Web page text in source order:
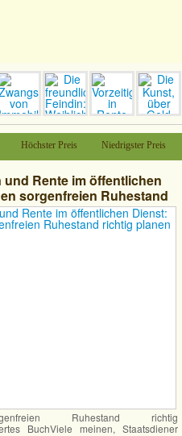
Höchster Preis Niedrigster Preis
und Rente im öffentlichen
sorgenfreien Ruhestand
richtig planen
Ruhestand richtig
BuchViele meinen, Staatsdiener